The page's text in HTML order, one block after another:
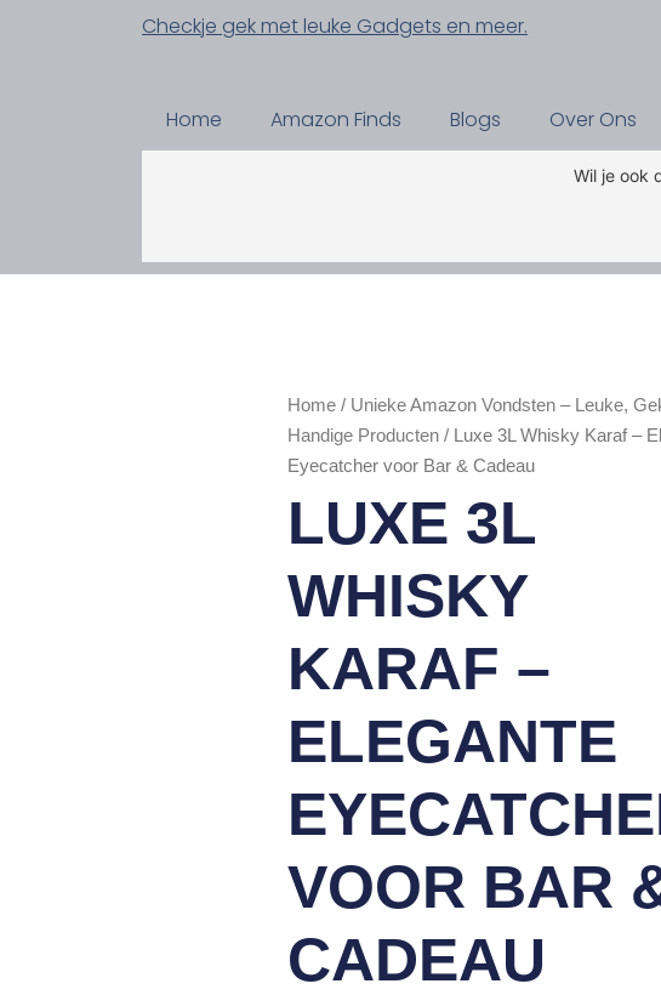
Checkje gek met leuke Gadgets en meer.
Home Amazon Finds Blogs Over Ons
Wil je ook
Home / Unieke Amazon Vondsten – Leuke,
Handige Producten / Luxe 3L Whisky Karaf –
Eyecatcher voor Bar & Cadeau
LUXE 3L
WHISKY
KARAF –
ELEGANTE
VOOR BAR
CADEAU